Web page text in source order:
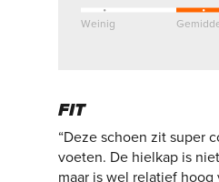
Weinig
FIT
“Deze schoen zit super
voeten. De hielkap is
maar is wel relatief